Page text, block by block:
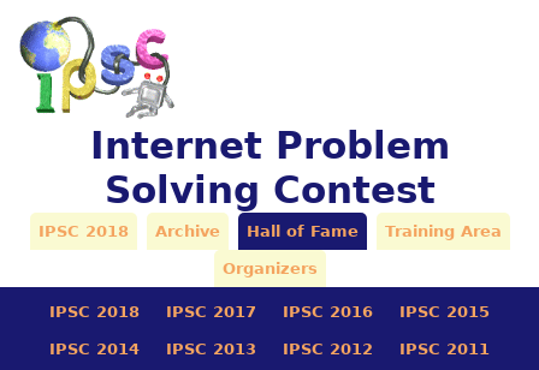
Internet Problem
Solving Contest
IPSC 2018 Archive Hall of Fame Training Area
Organizers
IPSC 2018 IPSC 2017 IPSC 2016 IPSC 2015
IPSC 2014 IPSC 2013 IPSC 2012 IPSC 2011